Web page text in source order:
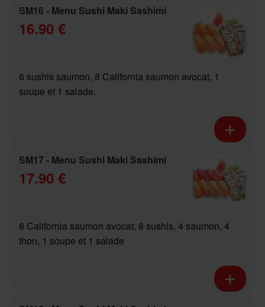
SM16 - Menu Sushi Maki Sashimi
16.90 €
6 sushis saumon, 8 California saumon avocat, 1
soupe et 1 salade.
SM17 - Menu Sushi Maki Sashimi
17.90 €
8 California saumon avocat, 8 sushis, 4 saumon, 4
thon, 1 soupe et 1 salade